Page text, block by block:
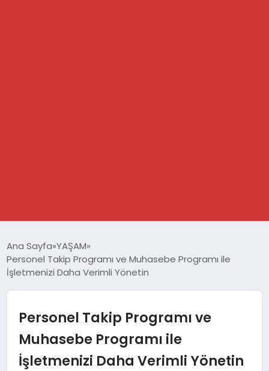
SPOR
YAŞAM
Ana Sayfa YAŞAM
Personel Takip Programı ve Muhasebe Programı ile
İşletmenizi Daha Verimli Yönetin
Personel Takip Programı ve
Muhasebe Programı ile
İşletmenizi Daha Verimli Yönetin